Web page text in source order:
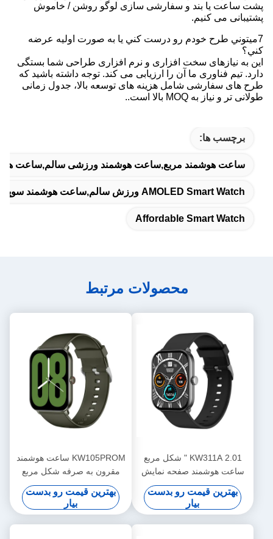
پشت ساعت یا بند و سفارشی سازی لوگو روشن / خاموش
پشتیبانی می کنیم.
7ميتوني طرح خودم رو درست کني يا به صورت اوليه عرضه
کني؟
این به نیازهای سخت افزاری و نرم افزاری طراحی شما بستگی
دارد. تیم فناوری ما آن را ارزیابی می کند. توجه داشته باشید که
طرح های سفارشی شامل هزینه های توسعه بالا، جدول زمانی
طولانی تر و نیاز به MOQ بالا است..
برچسب ها:
ساعت هوشمند مربع,ساعت هوشمند ورزشی سالم,ساعت
AMOLED Smart Watch ورزش سالم,ساعت هوشمند سوپر رتینا,2ساعت هوشمند.01 اینچی AMOLED
Affordable Smart Watch
محصولات مرتبط
KW311A 2.01 " شکل مربع
ساعت هوشمند صفحه نمایش
AMOLED IP68 ضد آب
بهترین قیمت رو بدست
بیار
KW105PROM ساعت هوشمند
مقرون به صرفه شکل مربع
ساعت هوشمند ضروری IP68
ضد آب
بهترین قیمت رو بدست
بیار